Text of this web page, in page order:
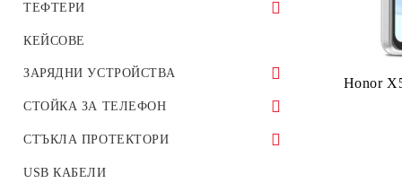
ТЕФТЕРИ
ТЕФТЕРИ ЗА ТАБЛЕТИ
УНИВЕРСАЛНИ КАЛЪФИ
КЕЙСОВЕ
ЗАРЯДНИ УСТРОЙСТВА
ЗАРЯДНИ ЗА ТЕЛЕФОН
АВТО ЗАРЯДНИ УСТРОЙСТВА
ОРИГИНАЛНИ ЗАРЯДНИ
СТОЙКА ЗА ТЕЛЕФОН
Стойки за велосипед мотоциклет
Стойки за гледане на филми телефон
СТЪКЛА ПРОТЕКТОРИ
СТЪКЛЕН ПРОТЕКТОР ЗА
USB КАБЕЛИ
Honor